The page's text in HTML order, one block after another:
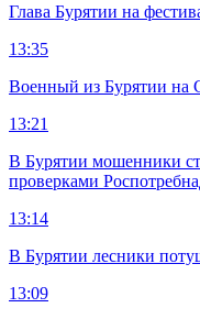
Глава Бурятии на
13:35
Военный из Бурятии на
13:21
В Бурятии мошенники
проверками
13:14
В Бурятии лесники
13:09